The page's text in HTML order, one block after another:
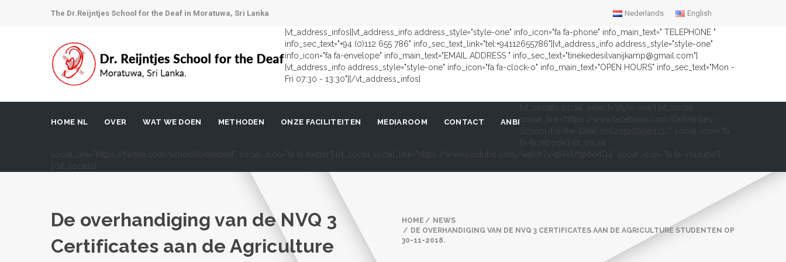
The Dr.Reijntjes School for the Deaf in Moratuwa, Sri Lanka Nederlands English
[vt_address_infos][vt_address_info address_style="style-one" info_icon="fa fa-phone" info_main_text=" TELEPHONE "
info_sec_text="+94 (0)112 655 786" info_sec_text_link="tel:+94112655786"][vt_address_info address_style="style-one"
info_icon="fa fa-envelope" info_main_text="EMAIL ADDRESS " info_sec_text="tinekedesilvanijkamp@gmail.com"]
[vt_address_info address_style="style-one" info_icon="fa fa-clock-o" info_main_text="OPEN HOURS" info_sec_text="Mon -
Fri 07:30 - 13:30"][/vt_address_infos]
HOME NL OVER WAT WE DOEN METHODEN ONZE FACILITEITEN MEDIAROOM CONTACT ANBI
[vt_socials social_select="style-one"] [vt_social
social_link="https://www.facebook.com/DrReijntjes-
School-for-the-Deaf-106205157498113/" social_icon="fa
fa-facebook"] [vt_social
social_link="https://twitter.com/schoolforthedeaf" social_icon="fa fa-twitter"] [vt_social social_link="https://www.youtube.com/watch?v=9HVUf5MxMQ4" social_icon="fa fa-youtube"]
[/vt_socials]
De overhandiging van de NVQ 3
Certificates aan de Agriculture
HOME
NEWS
DE OVERHANDIGING VAN DE NVQ 3 CERTIFICATES AAN DE AGRICULTURE STUDENTEN OP
30-11-2018.